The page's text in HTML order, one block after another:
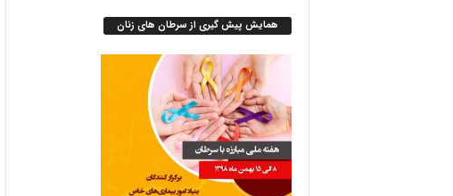
د
م
و
ر
همایش پیش گیری از سرطان های زنان